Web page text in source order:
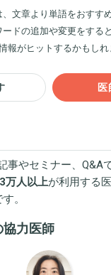
文章より単語をおすす
ードの追加や変更をすると
報がヒットするかもしれ
医
事やセミナー、Q&A
万人以上が利用する
。
協力医師